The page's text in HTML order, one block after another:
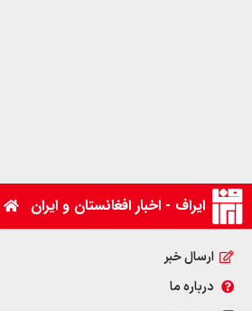
ایراف - اخبار افغانستان و ایران
ارسال خبر
درباره ما